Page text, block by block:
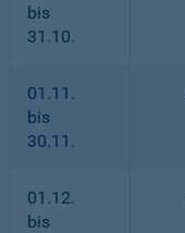
bis
31.10.
01.11.
bis
30.11.
01.12.
bis